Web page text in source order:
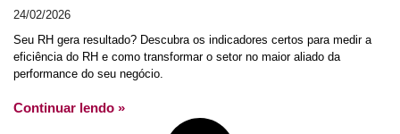
24/02/2026
Seu RH gera resultado? Descubra os indicadores certos para medir a
eficiência do RH e como transformar o setor no maior aliado da
performance do seu negócio.
Continuar lendo »